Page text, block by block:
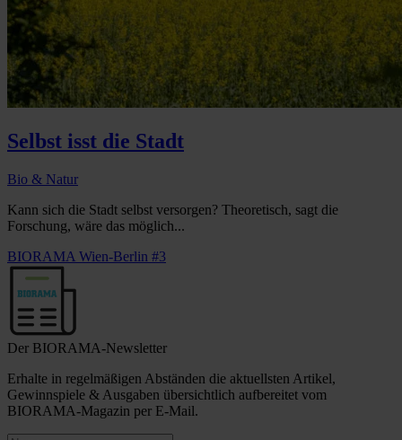
Selbst isst die Stadt
Bio & Natur
Kann sich die Stadt selbst versorgen? Theoretisch, sagt die
Forschung, wäre das möglich...
BIORAMA Wien-Berlin #3
Der BIORAMA-Newsletter
Erhalte in regelmäßigen Abständen die aktuellsten Artikel,
Gewinnspiele & Ausgaben übersichtlich aufbereitet vom
BIORAMA-Magazin per E-Mail.